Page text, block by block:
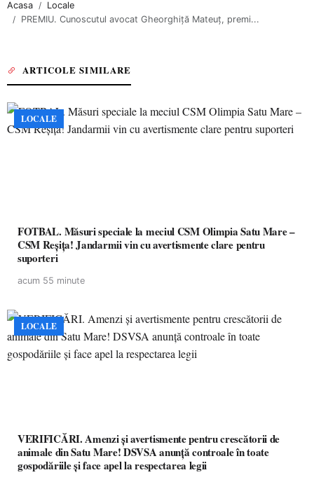
Acasa
Locale
PREMIU. Cunoscutul avocat Gheorghiță Mateuț, premi...
ARTICOLE SIMILARE
LOCALE
FOTBAL. Măsuri speciale la meciul CSM Olimpia Satu Mare –
CSM Reșița! Jandarmii vin cu avertismente clare pentru
suporteri
acum 55 minute
LOCALE
VERIFICĂRI. Amenzi și avertismente pentru crescătorii de
animale din Satu Mare! DSVSA anunță controale în toate
gospodăriile și face apel la respectarea legii